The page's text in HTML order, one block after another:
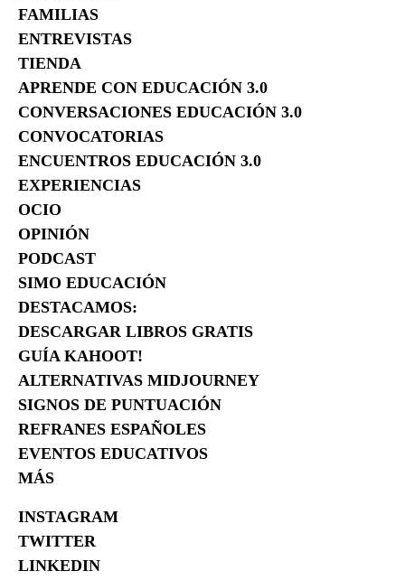
FAMILIAS
ENTREVISTAS
TIENDA
APRENDE CON EDUCACIÓN 3.0
CONVERSACIONES EDUCACIÓN 3.0
CONVOCATORIAS
ENCUENTROS EDUCACIÓN 3.0
EXPERIENCIAS
OCIO
OPINIÓN
PODCAST
SIMO EDUCACIÓN
DESTACAMOS:
DESCARGAR LIBROS GRATIS
GUÍA KAHOOT!
ALTERNATIVAS MIDJOURNEY
SIGNOS DE PUNTUACIÓN
REFRANES ESPAÑOLES
EVENTOS EDUCATIVOS
MÁS
INSTAGRAM
TWITTER
LINKEDIN